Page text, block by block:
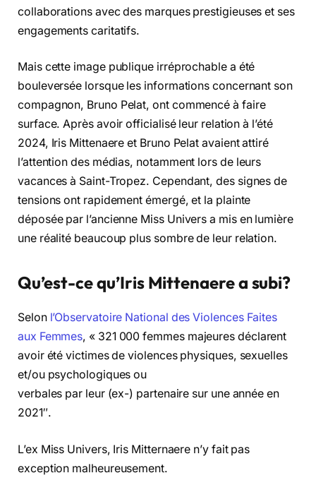
collaborations avec des marques prestigieuses et ses
engagements caritatifs.
Mais cette image publique irréprochable a été
bouleversée lorsque les informations concernant son
compagnon, Bruno Pelat, ont commencé à faire
surface. Après avoir officialisé leur relation à l’été
2024, Iris Mittenaere et Bruno Pelat avaient attiré
l’attention des médias, notamment lors de leurs
vacances à Saint-Tropez. Cependant, des signes de
tensions ont rapidement émergé, et la plainte
déposée par l’ancienne Miss Univers a mis en lumière
une réalité beaucoup plus sombre de leur relation.
Qu’est-ce qu’Iris Mittenaere a subi?
Selon l’Observatoire National des Violences Faites
aux Femmes, « 321 000 femmes majeures déclarent
avoir été victimes de violences physiques, sexuelles
et/ou psychologiques ou
verbales par leur (ex-) partenaire sur une année en
2021″.
L’ex Miss Univers, Iris Mitternaere n’y fait pas
exception malheureusement.